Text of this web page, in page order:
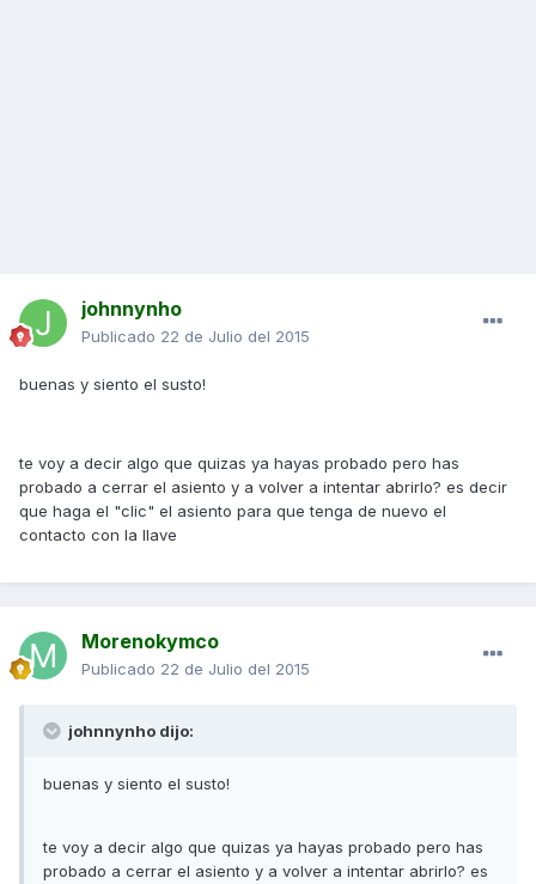
johnnynho
Publicado 22 de Julio del 2015
buenas y siento el susto!
te voy a decir algo que quizas ya hayas probado pero has
probado a cerrar el asiento y a volver a intentar abrirlo? es decir
que haga el "clic" el asiento para que tenga de nuevo el
contacto con la llave
Morenokymco
Publicado 22 de Julio del 2015
johnnynho dijo:
buenas y siento el susto!
te voy a decir algo que quizas ya hayas probado pero has
probado a cerrar el asiento y a volver a intentar abrirlo? es